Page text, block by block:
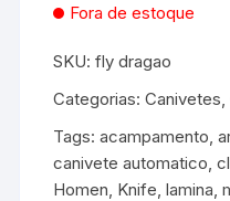
Fora de estoque
SKU:fly dragao
Categorias:Canivetes
Tags:acampamento ,
canivete automatico ,
Homen Knife ,lamina ,